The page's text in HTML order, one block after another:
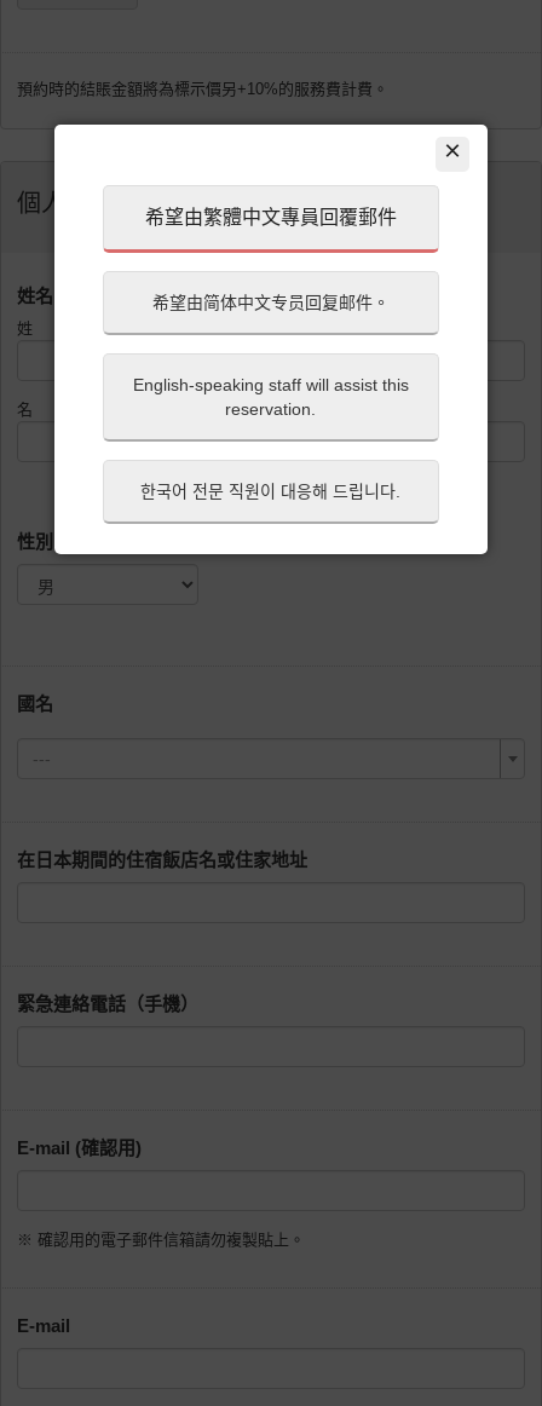
×
希望由繁體中文專員回覆郵件
希望由简体中文专员回复邮件。
English-speaking staff will assist this
reservation.
한국어 전문 직원이 대응해 드립니다.
預約時的結賬金額將為標示價另+10%的服務費計費。
個人資料
姓名（請填入英文拼音）
姓
名
性別
國名
---
在日本期間的住宿飯店名或住家地址
緊急連絡電話（手機）
E-mail (確認用)
※ 確認用的電子郵件信箱請勿複製貼上。
E-mail